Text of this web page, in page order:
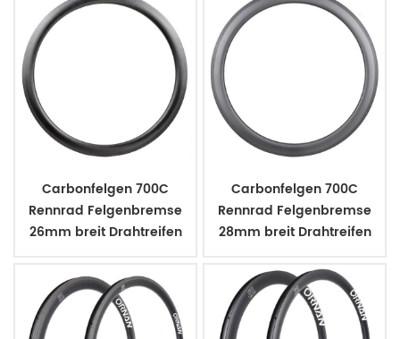
Carbonfelgen 700C
Rennrad Felgenbremse
26mm breit Drahtreifen
Carbonfelgen 700C
Rennrad Felgenbremse
28mm breit Drahtreifen